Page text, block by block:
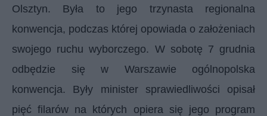
Olsztyn. Była to jego trzynasta regionalna
konwencja, podczas której opowiada o założeniach
swojego ruchu wyborczego. W sobotę 7 grudnia
odbędzie się w Warszawie ogólnopolska
konwencja. Były minister sprawiedliwości opisał
pięć filarów na których opiera się jego program